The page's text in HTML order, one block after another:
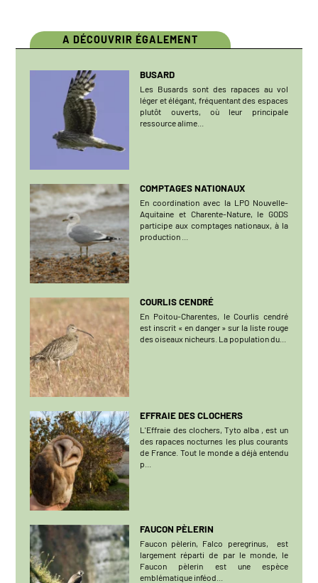
A DÉCOUVRIR ÉGALEMENT
BUSARD
Les Busards sont des rapaces au vol
léger et élégant, fréquentant des espaces
plutôt ouverts, où leur principale
ressource alime...
COMPTAGES NATIONAUX
En coordination avec la LPO Nouvelle-
Aquitaine et Charente-Nature, le GODS
participe aux comptages nationaux, à la
production ...
COURLIS CENDRÉ
En Poitou-Charentes, le Courlis cendré
est inscrit « en danger » sur la liste rouge
des oiseaux nicheurs. La population du...
EFFRAIE DES CLOCHERS
L'Effraie des clochers, Tyto alba , est un
des rapaces nocturnes les plus courants
de France. Tout le monde a déjà entendu
p...
FAUCON PÈLERIN
Faucon pèlerin, Falco peregrinus, est
largement réparti de par le monde, le
Faucon pèlerin est une espèce
emblématique inféod...